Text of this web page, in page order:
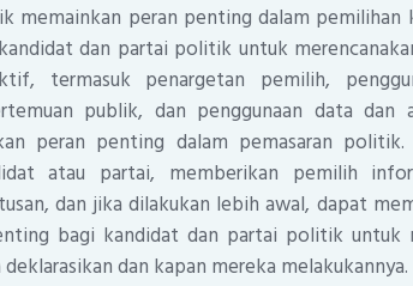
memainkan peran penting dalam
dan partai politik untuk
termasuk penargetan pemilih,
publik, dan penggunaan data dan
peran penting dalam pemasaran
atau partai, memberikan pemilih
dan jika dilakukan lebih awal, dapat
bagi kandidat dan partai politik untuk
dan kapan mereka melakukannya.